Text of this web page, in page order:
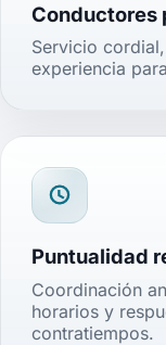
Conductores
Servicio
experiencia
Puntualidad
Coordinación
horarios y
contratiempos.